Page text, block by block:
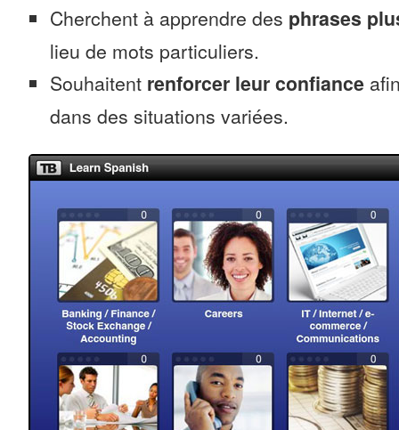
Cherchent à apprendre des phrases
lieu de mots particuliers.
Souhaitent renforcer leur confiance
dans des situations variées.